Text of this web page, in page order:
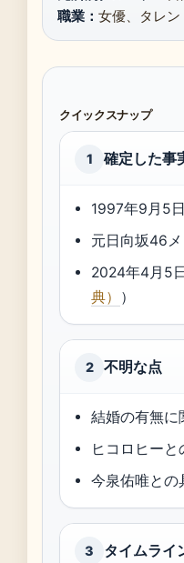
職業： 女優、タレ
クイックスナップ
1 確定した事
1997年9月5
元日向坂46
2024年4月5
典） ）
2 不明な点
結婚の有無に
ヒコロヒー
今泉佑唯との
3 タイムライ